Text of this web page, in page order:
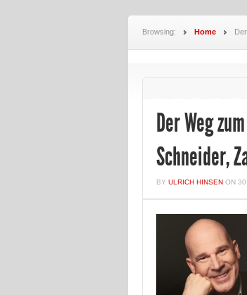
Browsing: Home
Der Weg
Schneider,
BY ULRICH HINSEN ON